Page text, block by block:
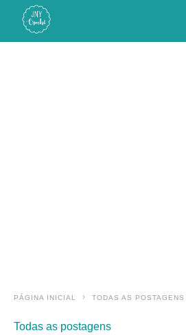
PÁGINA INICIAL TODAS AS POSTAGENS
Todas as postagens